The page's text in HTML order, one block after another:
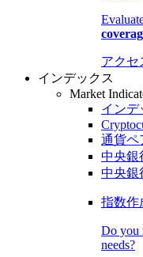
アクセ
インデックス
Market
インデ
通貨ペ
中央銀
中央銀
指数作
Do you
needs?